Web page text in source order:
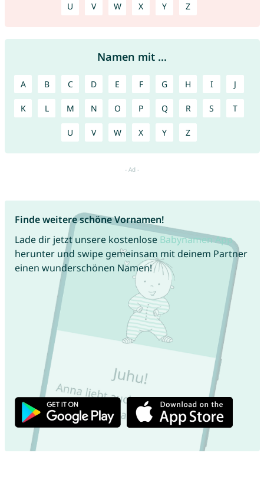
U V W X Y Z
Namen mit ...
A B C D E F G H I J
K L M N O P Q R S T
U V W X Y Z
Finde weitere schöne Vornamen!
Lade dir jetzt unsere kostenlose Babynamen App
herunter und swipe gemeinsam mit deinem Partner
einen wunderschönen Namen!